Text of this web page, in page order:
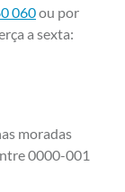
060ou por
a sexta:
moradas
0000-001